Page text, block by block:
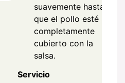
suavemente hasta
que el pollo esté
completamente
cubierto con la
salsa.
Servicio